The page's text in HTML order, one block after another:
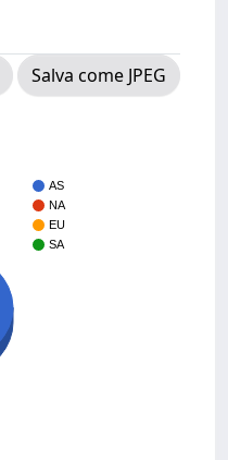
Salva come JPEG
AS
NA
EU
SA